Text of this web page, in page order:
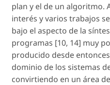
plan y el de un algoritmo.
interés y varios trabajos
bajo el aspecto de la
programas [10, 14] muy
producido desde
dominio de los sistemas
convirtiendo en un área